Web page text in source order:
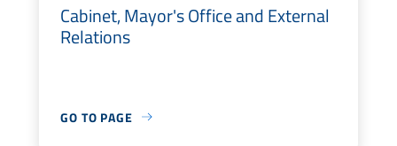
Cabinet, Mayor's Office and External
Relations
GO TO PAGE